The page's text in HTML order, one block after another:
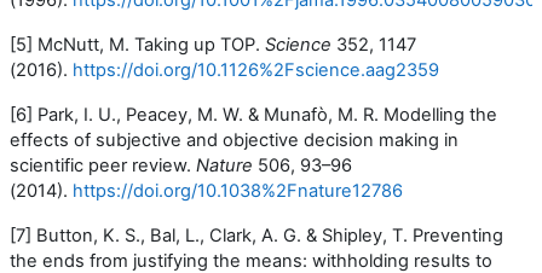
[5] McNutt, M. Taking up TOP. Science 352, 1147
(2016). https://doi.org/10.1126%2Fscience.aag2359
[6] Park, I. U., Peacey, M. W. & Munafò, M. R. Modelling the
effects of subjective and objective decision making in
scientific peer review. Nature 506, 93–96
(2014). https://doi.org/10.1038%2Fnature12786
[7] Button, K. S., Bal, L., Clark, A. G. & Shipley, T. Preventing
the ends from justifying the means: withholding results to